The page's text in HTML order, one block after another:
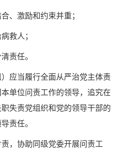
激励和约束并重；
救人；
责任。
当履行全面从严治党主体责
单位问责工作的领导，追究在
失责党组织和党的领导干部的
责任。
协助同级党委开展问责工